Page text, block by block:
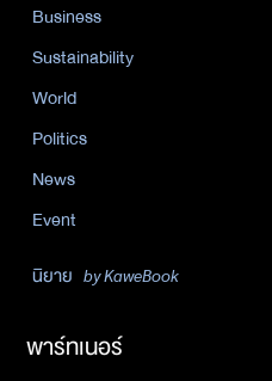
Business
Sustainability
World
Politics
News
Event
นิยาย by KaweBook
พาร์ทเนอร์